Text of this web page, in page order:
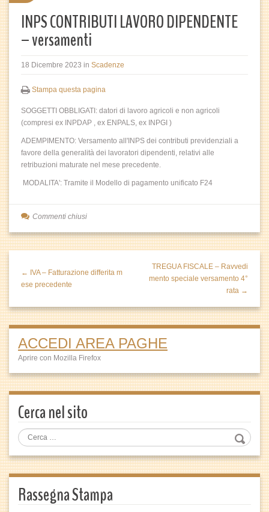
INPS CONTRIBUTI LAVORO DIPENDENTE
– versamenti
18 Dicembre 2023 in Scadenze
Stampa questa pagina
SOGGETTI OBBLIGATI: datori di lavoro agricoli e non agricoli
(compresi ex INPDAP , ex ENPALS, ex INPGI )
ADEMPIMENTO: Versamento all'INPS dei contributi previdenziali a
favore della generalità dei lavoratori dipendenti, relativi alle
retribuzioni maturate nel mese precedente.
MODALITA': Tramite il Modello di pagamento unificato F24
Commenti chiusi
← IVA – Fatturazione differita m
ese precedente
TREGUA FISCALE – Ravvedi
mento speciale versamento 4°
rata →
ACCEDI AREA PAGHE
Aprire con Mozilla Firefox
Cerca nel sito
Rassegna Stampa